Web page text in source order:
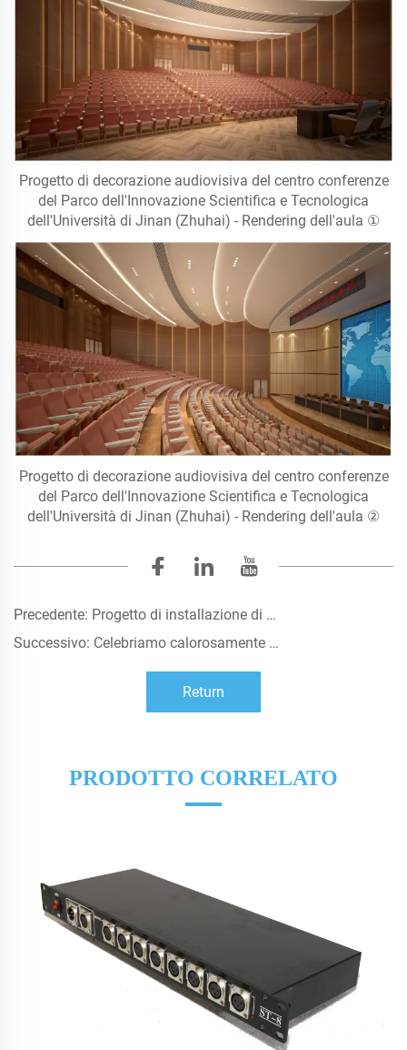
Progetto di decorazione audiovisiva del centro conferenze
del Parco dell'Innovazione Scientifica e Tecnologica
dell'Università di Jinan (Zhuhai) - Rendering dell'aula ①
Progetto di decorazione audiovisiva del centro conferenze
del Parco dell'Innovazione Scientifica e Tecnologica
dell'Università di Jinan (Zhuhai) - Rendering dell'aula ②
Precedente: Progetto di installazione di attrezzature audio-visive e televisive per lo studio e l'aula del Centro di Integrazione dei Media della Contea di Luanping
Successivo: Celebriamo calorosamente la vittoria di Saijia nell'appalto per il progetto di ristrutturazione dell'aula magna della Scuola Media Ferroviaria di Guangzhou No. 1 Campus di Baiyun
Return
PRODOTTO CORRELATO